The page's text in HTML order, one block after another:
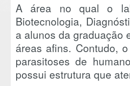
A área no qual o
Biotecnologia,
a alunos da graduação
áreas afins. Contudo,
parasitoses de
possui estrutura que